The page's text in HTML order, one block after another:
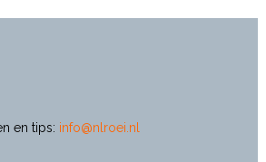
en tips: info@nlroei.nl